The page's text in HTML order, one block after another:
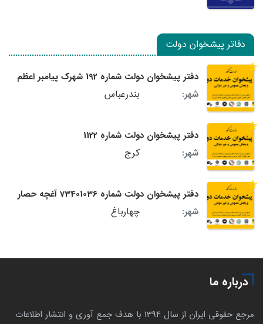
دفاتر پیشخوان دولت
دفتر پیشخوان دولت شماره 192 شهرک پیامبر اعظم
شهر:
بندرعباس
دفتر پیشخوان دولت شماره 1122
شهر:
کرج
دفتر پیشخوان دولت شماره 73401036 آغچه حصار
شهر:
چهارباغ
درباره ما
مرجع حقوقی ایران از سال 1394 با هدف جمع آوری و انتشار اطلاعات